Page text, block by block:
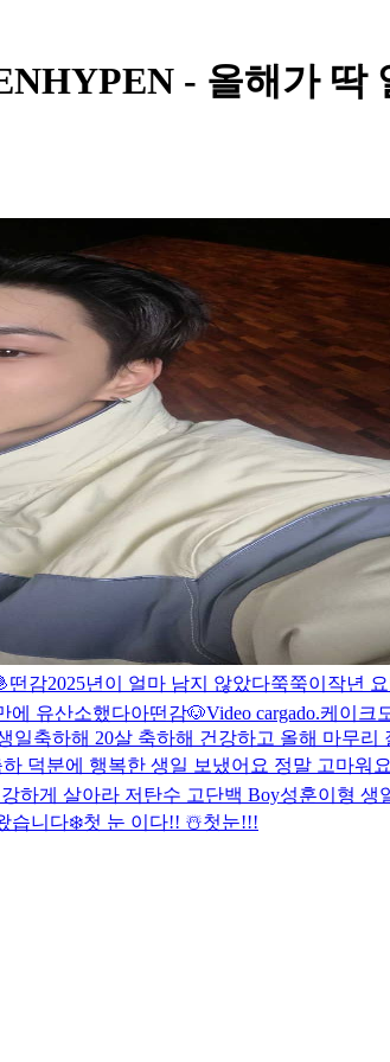
- 올해가 딱
떤감2025년이 얼마 남지 않았다쭉쭉이 작년
에 유산소했다아떤감🐶Video cargado.케이크
일축하해 20살 축하해 건강하고 올해 마무
하 덕분에 행복한 생일 보냈어요 정말 고마
하게 살아라 저탄수 고단백 Boy성훈이형 생
습니다❄️첫 눈 이다!! ☃️첫눈!!!